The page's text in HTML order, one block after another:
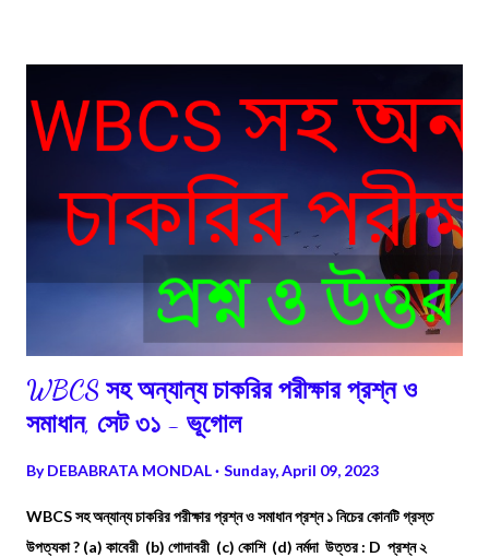
WBCS সহ অন্যান্য চাকরির পরীক্ষার প্রশ্ন ও
সমাধান, সেট ৩১ - ভূগোল
ByDEBABRATA MONDAL Sunday, April 09, 2023
WBCS সহ অন্যান্য চাকরির পরীক্ষার প্রশ্ন ও সমাধান প্রশ্ন ১ নিচের কোনটি গ্রস্ত
উপত্যকা ? (a) কাবেরী (b) গোদাবরী (c) কোশি (d) নর্মদা উত্তর : D প্রশ্ন ২